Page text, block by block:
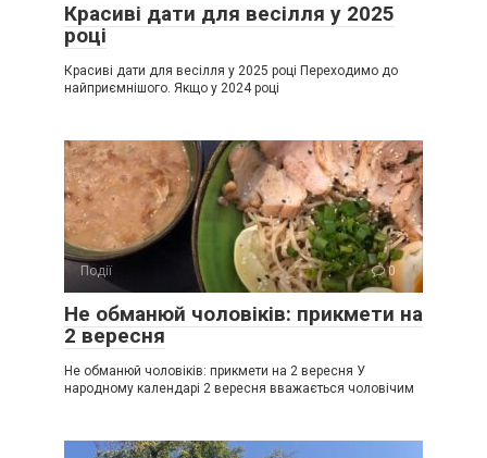
Красиві дати для весілля у 2025
році
Красиві дати для весілля у 2025 році Переходимо до
найприємнішого. Якщо у 2024 році
Події 0
Не обманюй чоловіків: прикмети на
2 вересня
Не обманюй чоловіків: прикмети на 2 вересня У
народному календарі 2 вересня вважається чоловічим